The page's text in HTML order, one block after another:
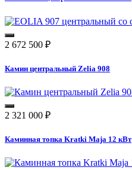
2 672 500 ₽
Камин центральный Zelia 908
2 321 000 ₽
Каминная топка Kratki Maja 12 кВт